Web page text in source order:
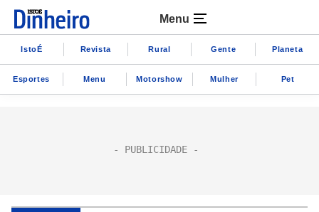
Menu
IstoÉ Revista Rural Gente Planeta
Esportes Menu Motorshow Mulher Pet